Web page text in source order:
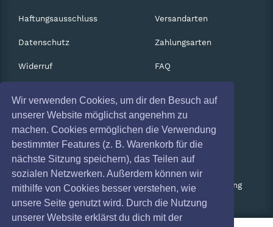
Wir verwenden Cookies, um dir den Besuch auf
unserer Website möglichst angenehm zu
machen. Cookies ermöglichen die Verwendung
bestimmter Features (z. B. Warenkorb für die
nächste Sitzung speichern), das Teilen auf
sozialen Netzwerken. Außerdem können wir
mithilfe von Cookies besser verstehen, wie
unsere Seite genutzt wird. Durch die Nutzung
unserer Website erklärst du dich mit der
Haftungsausschluss
Datenschutz
Widerruf
Absagen
Versandarten
Zahlungsarten
FAQ
Services
Gutscheine
Geschäftskunden
Kartenrückgabe
Besucherregistrierung